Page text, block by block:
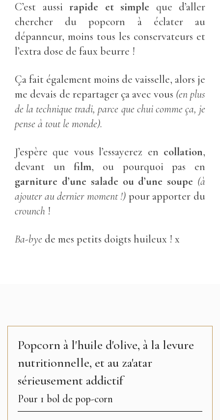
C’est aussi rapide et simple que d’aller
chercher du popcorn à éclater au
dépanneur, moins tous les conservateurs et
l’extra dose de faux beurre !
Ça fait également moins de vaisselle, alors je
me devais de repartager ça avec vous (en plus
de la technique tradi, parce que chui comme ça, je
pense à tout le monde).
J’espère que vous l’essayerez en collation,
devant unfilm, ou pourquoi pas en
garniture d’une salade ou d’une soupe (à
ajouter au dernier moment !) pour apporter du
crounch !
Ba-bye de mes petits doigts huileux ! x
Popcorn à l'huile d'olive, à la levure
nutritionnelle, et au za'atar
sérieusement addictif
Pour 1 bol de pop-corn